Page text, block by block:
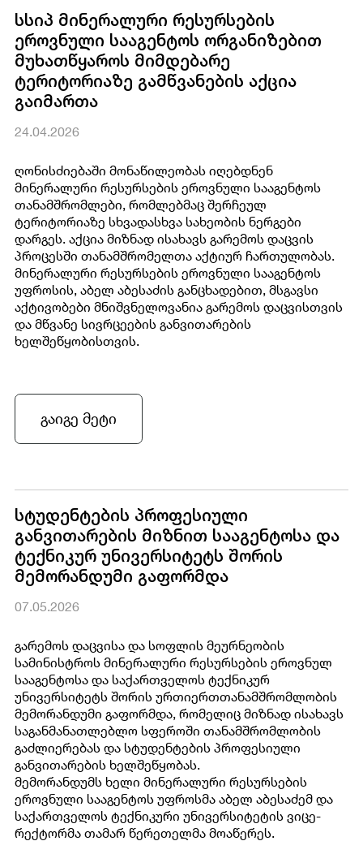
სსიპ მინერალური რესურსების
ეროვნული სააგენტოს ორგანიზებით
მუხათწყაროს მიმდებარე
ტერიტორიაზე გამწვანების აქცია
გაიმართა
24.04.2026
ღონისძიებაში მონაწილეობას იღებდნენ
მინერალური რესურსების ეროვნული სააგენტოს
თანამშრომლები, რომლებმაც შერჩეულ
ტერიტორიაზე სხვადასხვა სახეობის ნერგები
დარგეს. აქცია მიზნად ისახავს გარემოს დაცვის
პროცესში თანამშრომელთა აქტიურ ჩართულობას.
მინერალური რესურსების ეროვნული სააგენტოს
უფროსის, აბელ აბესაძის განცხადებით, მსგავსი
აქტივობები მნიშვნელოვანია გარემოს დაცვისთვის
და მწვანე სივრცეების განვითარების
ხელშეწყობისთვის.
გაიგე მეტი
სტუდენტების პროფესიული
განვითარების მიზნით სააგენტოსა და
ტექნიკურ უნივერსიტეტს შორის
მემორანდუმი გაფორმდა
07.05.2026
გარემოს დაცვისა და სოფლის მეურნეობის
სამინისტროს მინერალური რესურსების ეროვნულ
სააგენტოსა და საქართველოს ტექნიკურ
უნივერსიტეტს შორის ურთიერთთანამშრომლობის
მემორანდუმი გაფორმდა, რომელიც მიზნად ისახავს
საგანმანათლებლო სფეროში თანამშრომლობის
გაძლიერებას და სტუდენტების პროფესიული
განვითარების ხელშეწყობას.
მემორანდუმს ხელი მინერალური რესურსების
ეროვნული სააგენტოს უფროსმა აბელ აბესაძემ და
საქართველოს ტექნიკური უნივერსიტეტის ვიცე-
რექტორმა თამარ წერეთელმა მოაწერეს.